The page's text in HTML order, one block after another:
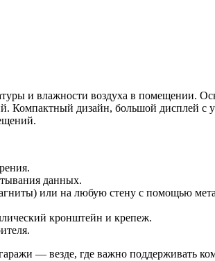
и влажности воздуха в помещении.
Компактный дизайн, большой дисплей с
данных.
или на любую стену с помощью
кронштейн и крепеж.
— везде, где важно поддерживать